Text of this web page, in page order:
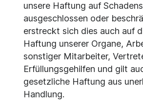
unsere Haftung auf
ausgeschlossen oder
erstreckt sich dies auch auf
Haftung unserer Organe,
sonstiger Mitarbeiter,
Erfüllungsgehilfen und gilt
gesetzliche Haftung aus
Handlung.